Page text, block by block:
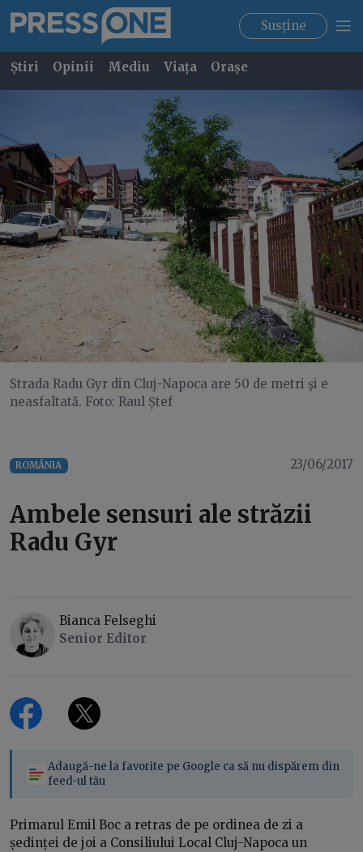
Susține
Știri Opinii Mediu Viața Orașe
Strada Radu Gyr din Cluj-Napoca are 50 de metri şi e
neasfaltată. Foto: Raul Ștef
ROMÂNIA 23/06/2017
Ambele sensuri ale străzii
Radu Gyr
Bianca Felseghi
Senior Editor
Adaugă-ne la favorite pe Google ca să nu dispărem din
feed-ul tău
Primarul Emil Boc a retras de pe ordinea de zi a
ședinței de joi a Consiliului Local Cluj-Napoca un